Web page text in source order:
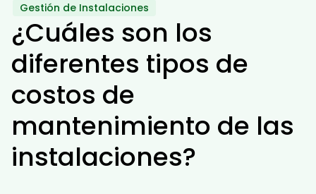
Gestión de Instalaciones
¿Cuáles son los
diferentes tipos de
costos de
mantenimiento de las
instalaciones?